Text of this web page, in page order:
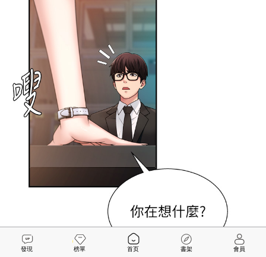
發現 榜單 首页 書架 會員